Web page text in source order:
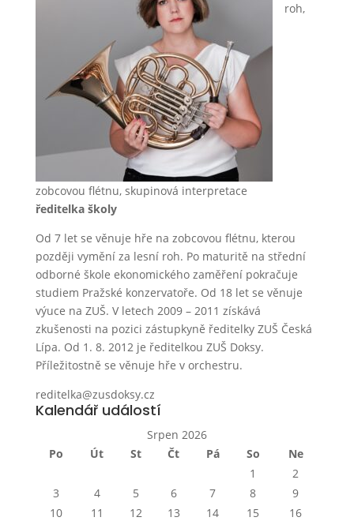
roh,
zobcovou flétnu, skupinová interpretace
ředitelka školy
Od 7 let se věnuje hře na zobcovou flétnu, kterou
později vymění za lesní roh. Po maturitě na střední
odborné škole ekonomického zaměření pokračuje
studiem Pražské konzervatoře. Od 18 let se věnuje
výuce na ZUŠ. V letech 2009 – 2011 získává
zkušenosti na pozici zástupkyně ředitelky ZUŠ Česká
Lípa. Od 1. 8. 2012 je ředitelkou ZUŠ Doksy.
Příležitostně se věnuje hře v orchestru.
reditelka@zusdoksy.cz
Kalendář událostí
Srpen 2026
Po
Út St Čt Pá So
Ne
1
2
3
4 5 6 7 8
9
10
11 12 13 14 15
16